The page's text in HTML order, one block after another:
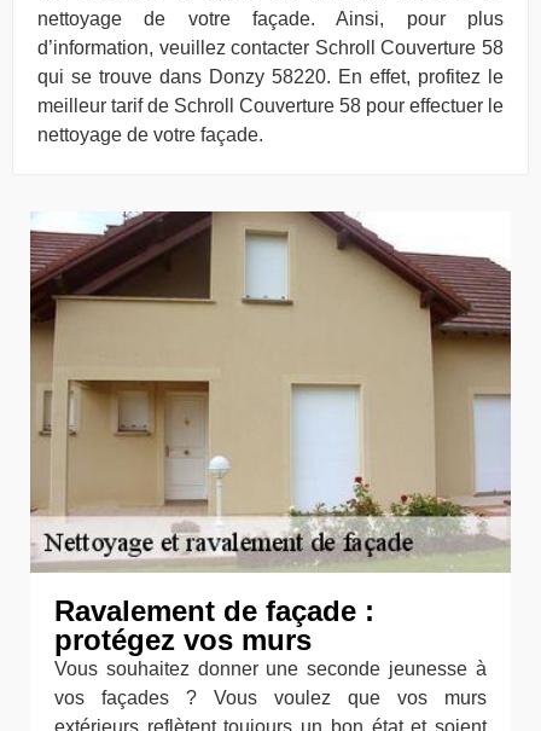
nettoyage de votre façade. Ainsi, pour plus
d’information, veuillez contacter Schroll Couverture 58
qui se trouve dans Donzy 58220. En effet, profitez le
meilleur tarif de Schroll Couverture 58 pour effectuer le
nettoyage de votre façade.
Ravalement de façade :
protégez vos murs
Vous souhaitez donner une seconde jeunesse à
vos façades ? Vous voulez que vos murs
extérieurs reflètent toujours un bon état et soient